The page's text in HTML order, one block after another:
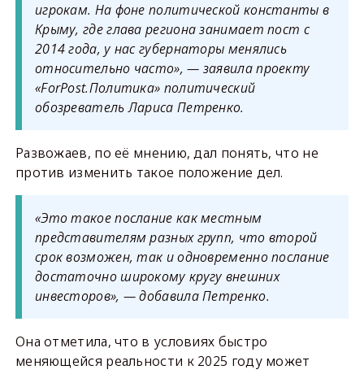
игрокам. На фоне политической константы в
Крыму, где глава региона занимает пост с
2014 года, у нас губернаторы менялись
относительно часто», — заявила проекту
«ForPost.Политика» политический
обозреватель Лариса Петренко.
Развожаев, по её мнению, дал понять, что не
против изменить такое положение дел.
«Это такое послание как местным
представителям разных групп, что второй
срок возможен, так и одновременно послание
достаточно широкому кругу внешних
инвесторов», — добавила Петренко.
Она отметила, что в условиях быстро
меняющейся реальности к 2025 году может